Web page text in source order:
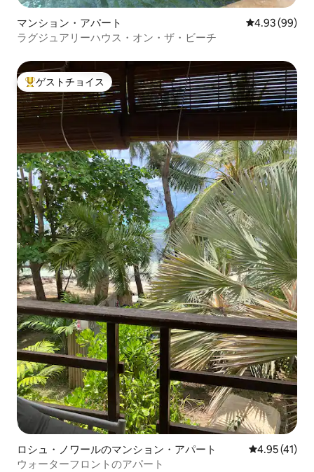
マンション・アパート レビュー99
4.93 (99)
ラグジュアリーハウス・オン・ザ・ビーチ
大好評のゲストチョイスです。
ゲストチョイス
ロシュ・ノワールのマンション・アパート レビュー41
4.95 (41)
ウォーターフロントのアパート